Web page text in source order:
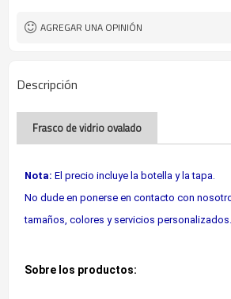
AGREGAR UNA OPINIÓN
Descripción
Frasco de vidrio ovalado
Nota: El precio incluye la botella y la tapa.
No dude en ponerse en contacto con
tamaños, colores y servicios personalizados.
Sobre los productos: